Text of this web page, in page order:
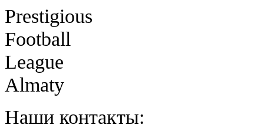
Prestigious
Football
League
Almaty
Наши контакты: